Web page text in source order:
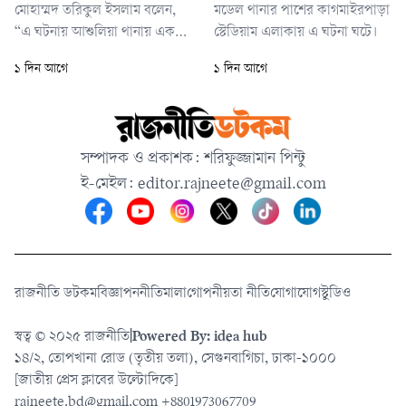
মোহাম্মদ তরিকুল ইসলাম বলেন,
“এ ঘটনায় আশুলিয়া থানায় একটি
বিষয়টি নিয়ে আমরা কাজ করছি
১ দিন আগে
মডেল থানার পাশের কাগমাইরপাড়া
স্টেডিয়াম এলাকায় এ ঘটনা ঘটে।
১ দিন আগে
সম্পাদক ও প্রকাশক: শরিফুজ্জামান পিন্টু
ই-মেইল: editor.rajneete@gmail.com
রাজনীতি ডটকমবিজ্ঞাপননীতিমালাগোপনীয়তা নীতিযোগাযোগস্টুডিও
স্বত্ব © ২০২৫ রাজনীতিPowered By: idea hub
১৪/২, তোপখানা রোড (তৃতীয় তলা), সেগুনবাগিচা, ঢাকা-১০০০
[জাতীয় প্রেস ক্লাবের উল্টোদিকে]